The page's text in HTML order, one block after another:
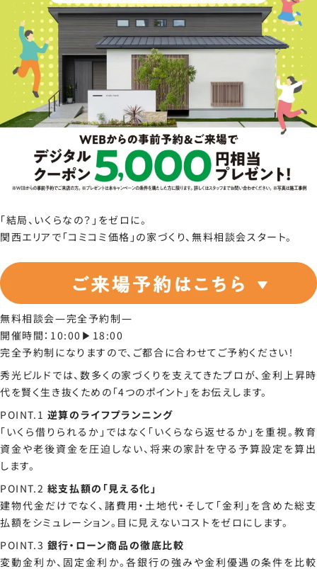
「結局、いくらなの？」をゼロに。
関西エリアで「コミコミ価格」の家づくり、無料相談会スタート。
無料相談会―完全予約制―
開催時間：10:00▶18:00
完全予約制になりますので、ご都合に合わせてご予約ください！
秀光ビルドでは、数多くの家づくりを支えてきたプロが、金利上昇時
代を賢く生き抜くための「4つのポイント」をお伝えします。
POINT.1 逆算のライフプランニング
「いくら借りられるか」ではなく「いくらなら返せるか」を重視。教育
資金や老後資金を圧迫しない、将来の家計を守る予算設定を算出
します。
POINT.2 総支払額の「見える化」
建物代金だけでなく、諸費用・土地代・そして「金利」を含めた総支
払額をシミュレーション。目に見えないコストをゼロにします。
POINT.3 銀行・ローン商品の徹底比較
変動金利か、固定金利か。各銀行の強みや金利優遇の条件を比較